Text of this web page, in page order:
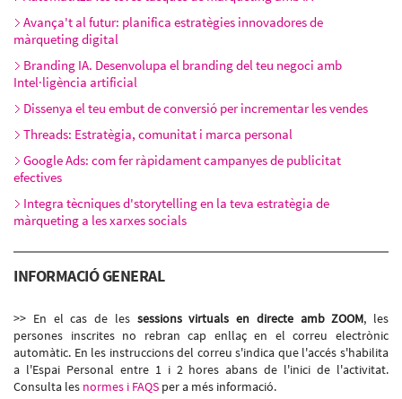
Avança't al futur: planifica estratègies innovadores de
màrqueting digital
Branding IA. Desenvolupa el branding del teu negoci amb
Intel·ligència artificial
Dissenya el teu embut de conversió per incrementar les vendes
Threads: Estratègia, comunitat i marca personal
Google Ads: com fer ràpidament campanyes de publicitat
efectives
Integra tècniques d'storytelling en la teva estratègia de
màrqueting a les xarxes socials
INFORMACIÓ GENERAL
>> En el cas de les sessions virtuals en directe amb ZOOM, les
persones inscrites no rebran cap enllaç en el correu electrònic
automàtic. En les instruccions del correu s'indica que l'accés s'habilita
a l'Espai Personal entre 1 i 2 hores abans de l'inici de l'activitat.
Consulta les normes i FAQS per a més informació.